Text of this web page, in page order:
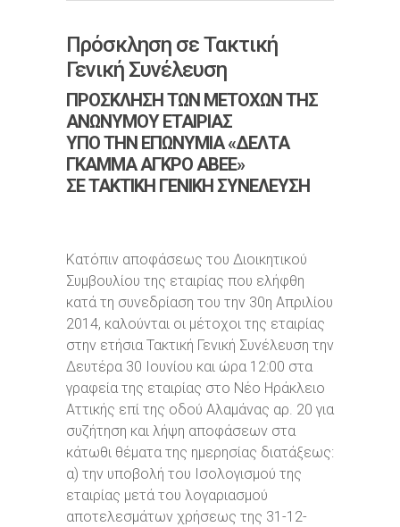
Πρόσκληση σε Τακτική
Γενική Συνέλευση
ΠΡΟΣΚΛΗΣΗ ΤΩΝ ΜΕΤΟΧΩΝ ΤΗΣ
ΑΝΩΝΥΜΟΥ ΕΤΑΙΡΙΑΣ
ΥΠΟ ΤΗΝ ΕΠΩΝΥΜΙΑ «ΔΕΛΤΑ
ΓΚΑΜΜΑ ΑΓΚΡΟ ΑΒΕΕ»
ΣΕ ΤΑΚΤΙΚΗ ΓΕΝΙΚΗ ΣΥΝΕΛΕΥΣΗ
Κατόπιν αποφάσεως του Διοικητικού
Συμβουλίου της εταιρίας που ελήφθη
κατά τη συνεδρίαση του την 30η Απριλίου
2014, καλούνται οι μέτοχοι της εταιρίας
στην ετήσια Τακτική Γενική Συνέλευση την
Δευτέρα 30 Ιουνίου και ώρα 12:00 στα
γραφεία της εταιρίας στο Νέο Ηράκλειο
Αττικής επί της οδού Αλαμάνας αρ. 20 για
συζήτηση και λήψη αποφάσεων στα
κάτωθι θέματα της ημερησίας διατάξεως:
α) την υποβολή του Ισολογισμού της
εταιρίας μετά του λογαριασμού
αποτελεσμάτων χρήσεως της 31-12-